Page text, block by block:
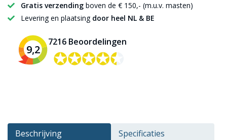
Gratis verzending boven de € 150,- (m.u.v. masten)
Levering en plaatsing door heel NL & BE
9,2
7216 Beoordelingen
✪✪✪✪✪
✪✪✪✪✪
Beschrijving
Specificaties